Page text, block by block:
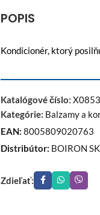
POPIS
Kondicionér, ktorý
Katalógové číslo:
Kategórie: Balzamy a
EAN: 8005809020763
Distribútor: BOIRON
Zdieľať: